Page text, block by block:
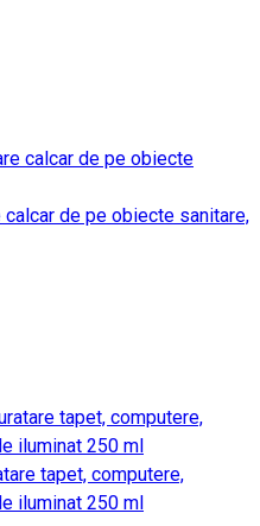
de pe obiecte sanitare,
tapet, computere,
iluminat 250 ml